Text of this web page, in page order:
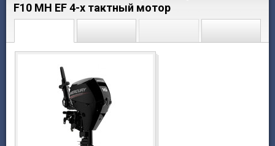
F10 MH EF 4-х тактный мотор